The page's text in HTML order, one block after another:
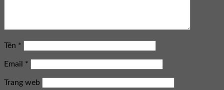
Tên *
Email *
Trang web